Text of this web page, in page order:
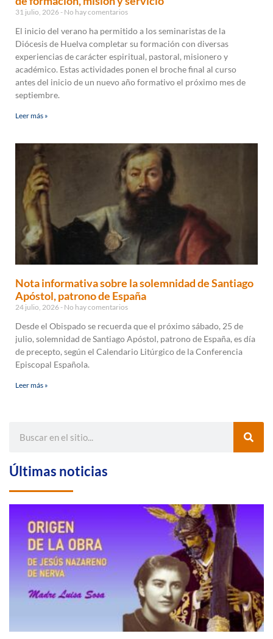
31 julio, 2026 No hay comentarios
El inicio del verano ha permitido a los seminaristas de la
Diócesis de Huelva completar su formación con diversas
experiencias de carácter espiritual, pastoral, misionero y
académico. Estas actividades ponen el broche final al curso
antes del inicio de un nuevo año formativo el próximo mes de
septiembre.
Leer más »
Nota informativa sobre la solemnidad de Santiago
Apóstol, patrono de España
24 julio, 2026 No hay comentarios
Desde el Obispado se recuerda que el próximo sábado, 25 de
julio, solemnidad de Santiago Apóstol, patrono de España, es día
de precepto, según el Calendario Litúrgico de la Conferencia
Episcopal Española.
Leer más »
Últimas noticias